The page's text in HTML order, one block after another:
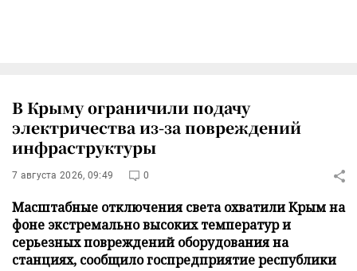
В Крыму ограничили подачу
электричества из-за повреждений
инфраструктуры
7 августа 2026, 09:49 0
Масштабные отключения света охватили Крым на
фоне экстремально высоких температур и
серьезных повреждений оборудования на
станциях, сообщило госпредприятие республики